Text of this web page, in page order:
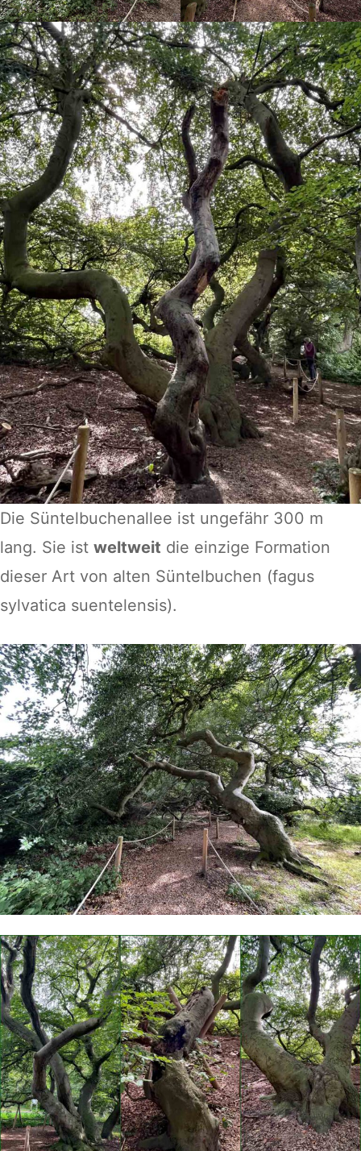
Die Süntelbuchenallee ist ungefähr 300 m
lang. Sie ist weltweit die einzige Formation
dieser Art von alten Süntelbuchen (fagus
sylvatica suentelensis).